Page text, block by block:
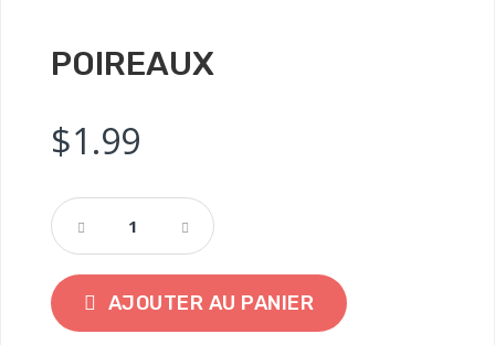
POIREAUX
$1.99
AJOUTER AU PANIER